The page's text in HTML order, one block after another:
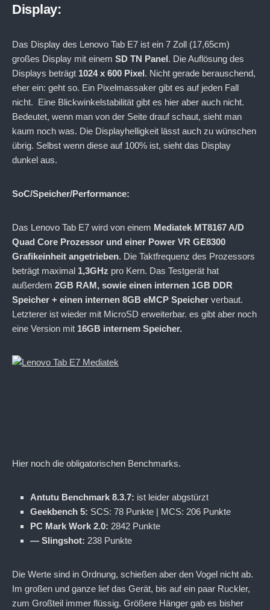
Display:
Das Display des Lenovo Tab E7 ist ein 7 Zoll (17,65cm)
großes Display mit einem SD TN Panel. Die Auflösung des
Displays beträgt 1024 x 600 Pixel. Nicht gerade berauschend,
eher ein: geht so. Ein Pixelmassaker gibt es auf jeden Fall
nicht. Eine Blickwinkelstabilität gibt es hier aber auch nicht.
Bedeutet, wenn man von der Seite drauf schaut, sieht man
kaum noch was. Die Displayhelligkeit lässt auch zu wünschen
übrig. Selbst wenn diese auf 100% ist, sieht das Display
dunkel aus.
SoC/Speicher/Performance:
Das Lenovo Tab E7 wird von einem Mediatek MT8167 A/D
Quad Core Prozessor und einer Power VR GE8300
Grafikeinheit angetrieben. Die Taktfrequenz des Prozessors
beträgt maximal 1,3GHz pro Kern. Das Testgerät hat
außerdem 2GB RAM, sowie einen internen 1GB DDR
Speicher + einen internen 8GB eMCP Speicher verbaut.
Letzterer ist wieder mit MicroSD erweiterbar. es gibt aber noch
eine Version mit 16GB internem Speicher.
Hier noch die obligatorischen Benchmarks.
Antutu Benchmark 8.3.7: ist leider abgstürzt
Geekbench 5: SCS: 78 Punkte | MCS: 206 Punkte
PC Mark Work 2.0: 2842 Punkte
— Slingshot: 238 Punkte
Die Werte sind in Ordnung, schießen aber den Vogel nicht ab.
Im großen und ganze lief das Gerät, bis auf ein paar Ruckler,
zum Großteil immer flüssig. Größere Hänger gab es bisher